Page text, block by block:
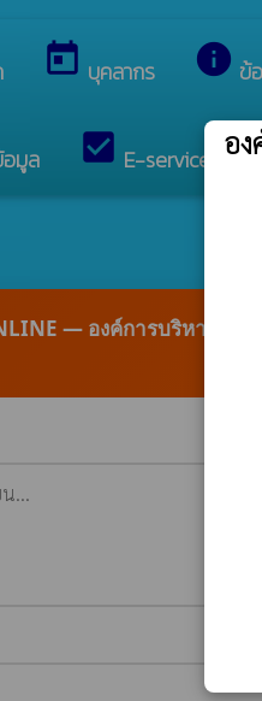
today บุคลากร info ข้
มูล check_box E-services
ยินดีต้อ
— องค์การบริหารส่
อ